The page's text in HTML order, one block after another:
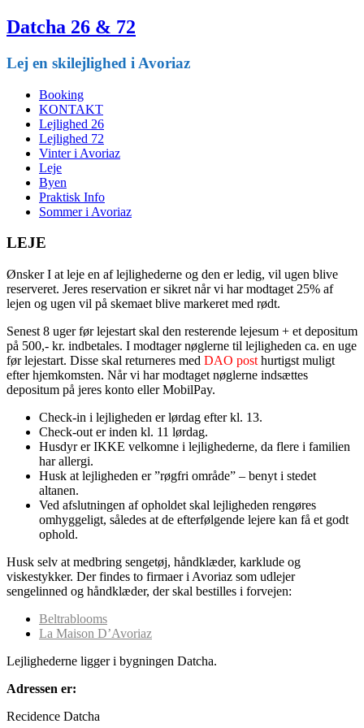
Datcha 26 & 72
Lej en skilejlighed i Avoriaz
Booking
KONTAKT
Lejlighed 26
Lejlighed 72
Vinter i Avoriaz
Leje
Byen
Praktisk Info
Sommer i Avoriaz
LEJE
Ønsker I at leje en af lejlighederne og den er ledig, vil ugen blive
reserveret. Jeres reservation er sikret når vi har modtaget 25% af
lejen og ugen vil på skemaet blive markeret med rødt.
Senest 8 uger før lejestart skal den resterende lejesum + et depositum
på 500,- kr. indbetales. I modtager nøglerne til lejligheden ca. en uge
før lejestart. Disse skal returneres med DAO post hurtigst muligt
efter hjemkomsten. Når vi har modtaget nøglerne indsættes
depositum på jeres konto eller MobilPay.
Check-in i lejligheden er lørdag efter kl. 13.
Check-out er inden kl. 11 lørdag.
Husdyr er IKKE velkomne i lejlighederne, da flere i familien
har allergi.
Husk at lejligheden er ”røgfri område” – benyt i stedet
altanen.
Ved afslutningen af opholdet skal lejligheden rengøres
omhyggeligt, således at de efterfølgende lejere kan få et godt
ophold.
Husk selv at medbring sengetøj, håndklæder, karklude og
viskestykker. Der findes to firmaer i Avoriaz som udlejer
sengelinned og håndklæder, der skal bestilles i forvejen:
Beltrablooms
La Maison D’Avoriaz
Lejlighederne ligger i bygningen Datcha.
Adressen er:
Recidence Datcha